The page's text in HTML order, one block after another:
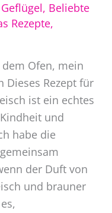
, Beliebte
Rezepte,
Ofen, mein
Dieses Rezept für
ist ein echtes
und
habe die
der Duft von
und brauner